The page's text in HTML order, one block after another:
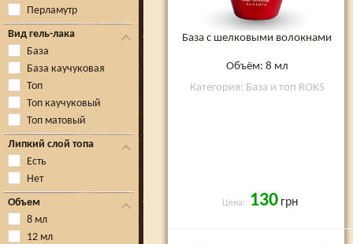
Перламутр
Вид гель-лака
База
База каучуковая
Топ
Топ каучуковый
Топ матовый
Липкий слой топа
Есть
Нет
Объем
8 мл
12 мл
База с шелковыми волокнами
Объём: 8 мл
Категория: База и топ ROKS
Цена: 130 грн